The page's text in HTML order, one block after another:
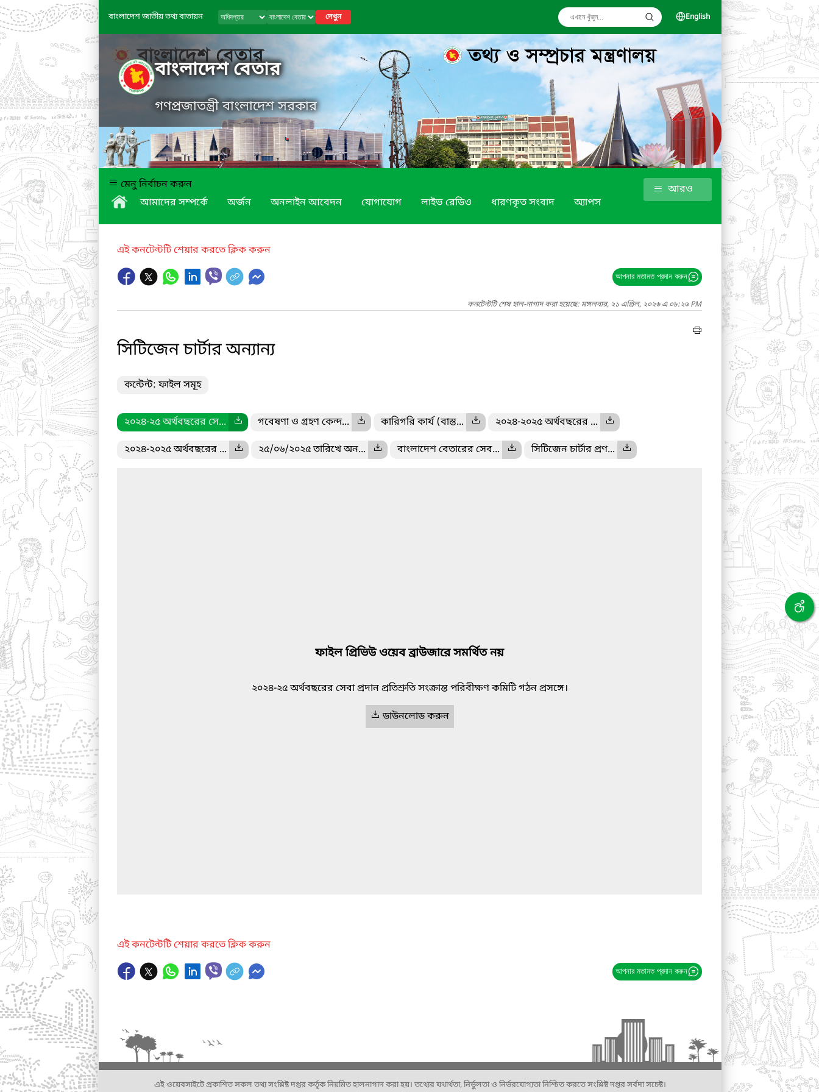
বাংলাদেশ জাতীয় তথ্য বাতায়ন দেখুন English
বাংলাদেশ বেতার
গণপ্রজাতন্ত্রী বাংলাদেশ সরকার
মেনু নির্বাচন করুন
আমাদের সম্পর্কে
অর্জন অনলাইন আবেদন যোগাযোগ লাইভ রেডিও ধারণকৃত সংবাদ অ্যাপস
আরও
এই কনটেন্টটি শেয়ার করতে ক্লিক করুন
আপনার মতামত প্রদান করুন
কনটেন্টটি শেষ হাল-নাগাদ করা হয়েছে: মঙ্গলবার, ২১ এপ্রিল, ২০২৬ এ ০৮:২৬ PM
সিটিজেন চার্টার অন্যান্য
কন্টেন্ট: ফাইল সমূহ
২০২৪-২৫ অর্থবছরের সে... গবেষণা ও গ্রহণ কেন্দ... কারিগরি কার্য (বাস্ত... ২০২৪-২০২৫ অর্থবছরের ...
২০২৪-২০২৫ অর্থবছরের ... ২৫/০৬/২০২৫ তারিখে অন... বাংলাদেশ বেতারের সেব... সিটিজেন চার্টার প্রণ...
ফাইল প্রিভিউ ওয়েব ব্রাউজারে সমর্থিত নয়
২০২৪-২৫ অর্থবছরের সেবা প্রদান প্রতিশ্রুতি সংক্রান্ত পরিবীক্ষণ কমিটি গঠন প্রসঙ্গে।
ডাউনলোড করুন
এই কনটেন্টটি শেয়ার করতে ক্লিক করুন
আপনার মতামত প্রদান করুন
এই ওয়েবসাইটে প্রকাশিত সকল তথ্য সংশ্লিষ্ট দপ্তর কর্তৃক নিয়মিত হালনাগাদ করা হয়। তথ্যের যথার্থতা, নির্ভুলতা ও নির্ভরযোগ্যতা নিশ্চিত করতে সংশ্লিষ্ট দপ্তর সর্বদা সচেষ্ট।